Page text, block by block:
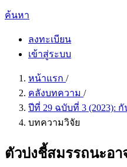
ค้นหา
ลงทะเบียน
เข้าสู่ระบบ
หน้าแรก /
คลังบทความ /
ปีที่ 29 ฉบับที่ 3 (2023):
บทความวิจัย
ตัวบ่งชี้สมรรถนะอา